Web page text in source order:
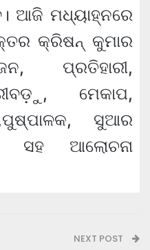
ଆଜି ମଧ୍ୟାହ୍ନରେ
କ୍ରିଷନ୍ କୁମାର
ପ୍ରତିହାରୀ,
ମେକାପ,
ସୁଆର
ସହ ଆଲୋଚନା
NEXT POST